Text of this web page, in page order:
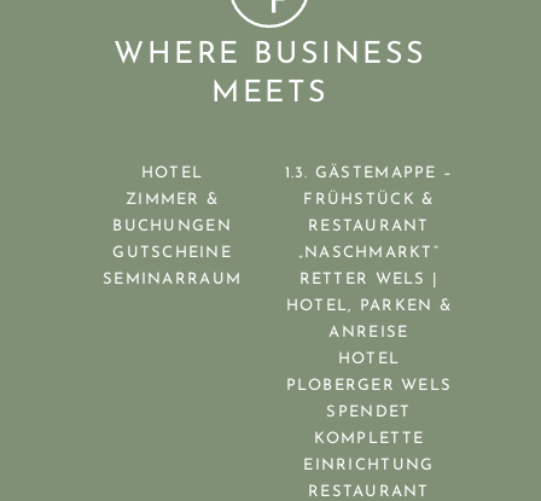
WHERE BUSINESS
MEETS
HOTEL
ZIMMER &
BUCHUNGEN
GUTSCHEINE
SEMINARRAUM
1.3. GÄSTEMAPPE –
FRÜHSTÜCK &
RESTAURANT
„NASCHMARKT“
RETTER WELS |
HOTEL, PARKEN &
ANREISE
HOTEL
PLOBERGER WELS
SPENDET
KOMPLETTE
EINRICHTUNG
RESTAURANT